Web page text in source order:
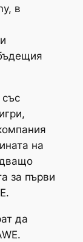
в
на
за първи
да